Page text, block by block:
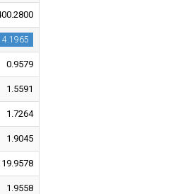
4.1965
0.9579
1.5591
1.7264
1.9045
19.9578
1.9558